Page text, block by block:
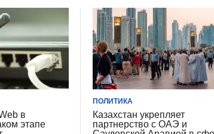
в
этапе
ПОЛИТИКА
Казахстан укрепляет
партнерство с ОАЭ и